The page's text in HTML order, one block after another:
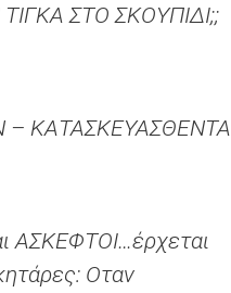
ΣΤΟ ΣΚΟΥΠΙΔΙ;;
ΚΑΤΑΣΚΕΥΑΣΘΕΝΤΑ
ΑΣΚΕΦΤΟΙ…έρχεται
Οταν